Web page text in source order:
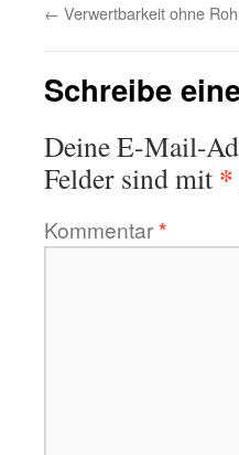
← Verwertbarkeit ohne
Schreibe
Deine E-Mail-
Felder sind mit *
Kommentar*